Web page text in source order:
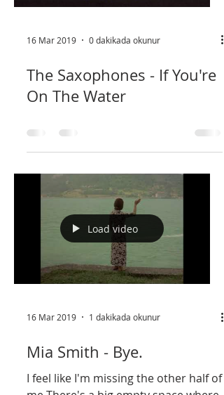
Load video
The Saxophones - If You're
On The Water
Load video